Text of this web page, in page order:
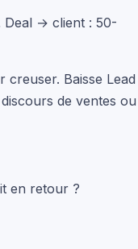
→ client : 50-
creuser. Baisse Lead
de ventes ou
en retour ?